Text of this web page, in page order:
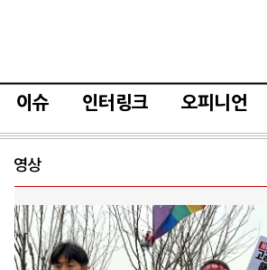
이슈 인터링크 오피니언
영상
러시아-우크라이나 전쟁